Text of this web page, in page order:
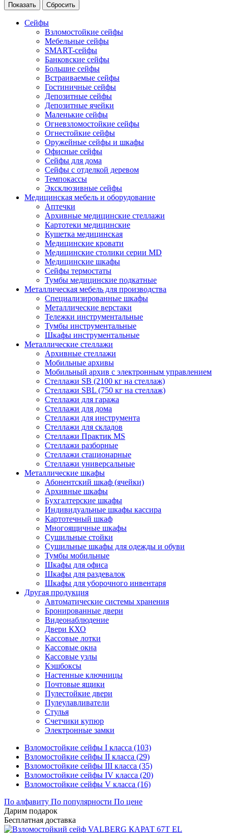
Сейфы
Взломостойкие сейфы
Мебельные сейфы
SMART-сейфы
Банковские сейфы
Большие сейфы
Встраиваемые сейфы
Гостиничные сейфы
Депозитные сейфы
Депозитные ячейки
Маленькие сейфы
Огневзломостойкие сейфы
Огнестойкие сейфы
Оружейные сейфы и шкафы
Офисные сейфы
Сейфы для дома
Сейфы с отделкой деревом
Темпокассы
Эксклюзивные сейфы
Медицинская мебель и оборудование
Аптечки
Архивные медицинские стеллажи
Картотеки медицинские
Кушетка медицинская
Медицинские кровати
Медицинские столики серии MD
Медицинские шкафы
Сейфы термостаты
Тумбы медицинские подкатные
Металлическая мебель для производства
Cпециализированные шкафы
Металлические верстаки
Тележки инструментальные
Тумбы инструментальные
Шкафы инструментальные
Металлические стеллажи
Архивные стеллажи
Мобильные архивы
Мобильный архив с электронным управлением
Стеллажи SB (2100 кг на стеллаж)
Стеллажи SBL (750 кг на стеллаж)
Стеллажи для гаража
Стеллажи для дома
Стеллажи для инструмента
Стеллажи для складов
Стеллажи Практик MS
Стеллажи разборные
Стеллажи стационарные
Стеллажи универсальные
Металлические шкафы
Абонентский шкаф (ячейки)
Архивные шкафы
Бухгалтерские шкафы
Индивидуальные шкафы кассира
Картотечный шкаф
Многоящичные шкафы
Сушильные стойки
Сушильные шкафы для одежды и обуви
Тумбы мобильные
Шкафы для офиса
Шкафы для раздевалок
Шкафы для уборочного инвентаря
Другая продукция
Автоматические системы хранения
Бронированные двери
Видеонаблюдение
Двери КХО
Кассовые лотки
Кассовые окна
Кассовые узлы
Кэшбоксы
Настенные ключницы
Почтовые ящики
Пулестойкие двери
Пулеулавливатели
Стулья
Счетчики купюр
Электронные замки
Взломостойкие сейфы I класса (103)
Взломостойкие сейфы II класса (29)
Взломостойкие сейфы III класса (35)
Взломостойкие сейфы IV класса (20)
Взломостойкие сейфы V класса (16)
По алфавиту По популярности По цене
Дарим подарок
Бесплатная доставка